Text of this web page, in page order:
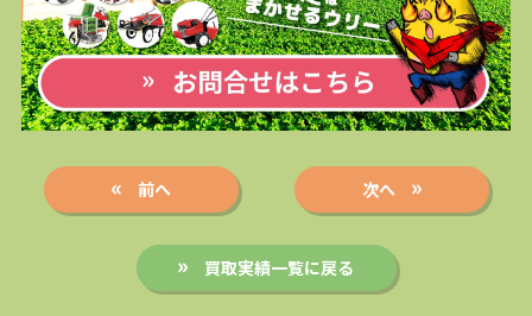
前へ 次へ
買取実績一覧に戻る